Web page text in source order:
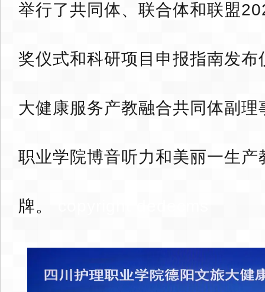
举行了共同体、联合体和联盟
奖仪式和科研项目申报指南发
大健康服务产教融合共同体副
职业学院博音听力和美丽一生产
牌。